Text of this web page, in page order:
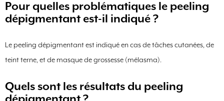
Pour quelles problématiques le peeling
dépigmentant est-il indiqué ?
Le peeling dépigmentant est indiqué en cas de tâches cutanées, de
teint terne, et de masque de grossesse (mélasma).
Quels sont les résultats du peeling